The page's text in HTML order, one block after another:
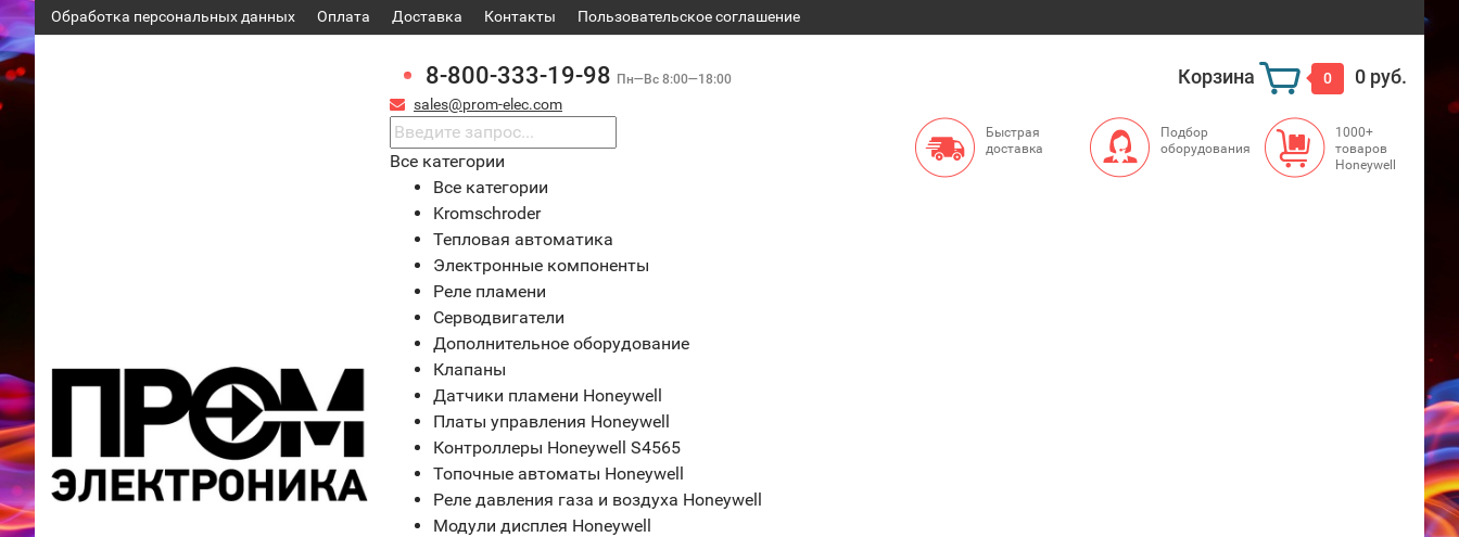
Обработка персональных данных Оплата Доставка Контакты ​Пользовательское соглашение
8-800-333-19-98 Пн—Вс 8:00—18:00
sales@prom-elec.com
Корзина 0 0 руб.
Все категории
Все категории
Kromschroder
Тепловая автоматика
Электронные компоненты
Реле пламени
Серводвигатели
Дополнительное оборудование
Клапаны
Датчики пламени Honeywell
Платы управления Honeywell
Контроллеры Honeywell S4565
Топочные автоматы Honeywell
Реле давления газа и воздуха Honeywell
Модули дисплея Honeywell
Быстрая
доставка
Подбор
оборудования
1000+
товаров
Honeywell